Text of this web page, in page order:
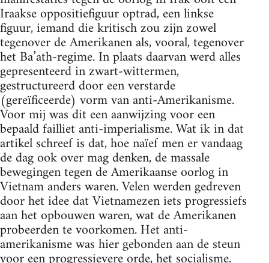
Iraakse oppositiefiguur optrad, een linkse
figuur, iemand die kritisch zou zijn zowel
tegenover de Amerikanen als, vooral, tegenover
het Ba’ath-regime. In plaats daarvan werd alles
gepresenteerd in zwart-wittermen,
gestructureerd door een verstarde
(gereïficeerde) vorm van anti-Amerikanisme.
Voor mij was dit een aanwijzing voor een
bepaald failliet anti-imperialisme. Wat ik in dat
artikel schreef is dat, hoe naïef men er vandaag
de dag ook over mag denken, de massale
bewegingen tegen de Amerikaanse oorlog in
Vietnam anders waren. Velen werden gedreven
door het idee dat Vietnamezen iets progressiefs
aan het opbouwen waren, wat de Amerikanen
probeerden te voorkomen. Het anti-
amerikanisme was hier gebonden aan de steun